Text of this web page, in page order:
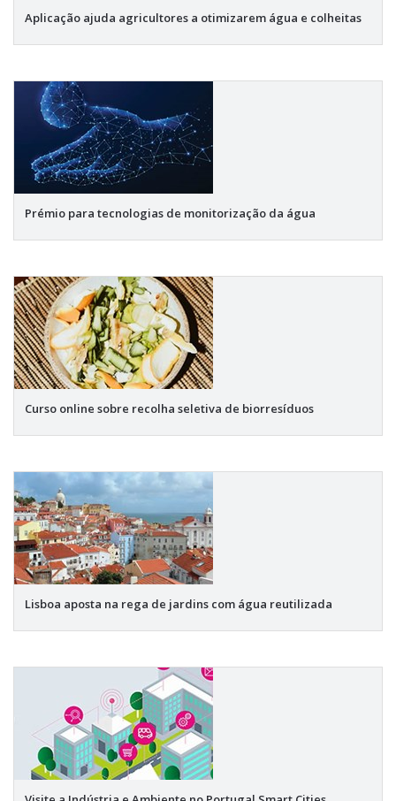
Aplicação ajuda agricultores a otimizarem água e colheitas
Prémio para tecnologias de monitorização da água
Curso online sobre recolha seletiva de biorresíduos
Lisboa aposta na rega de jardins com água reutilizada